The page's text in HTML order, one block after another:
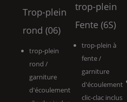
Trop-plein
rond (06)
trop-plein
rond /
garniture
d'écoulement
trop-plein
Fente (6S)
trop-plein à
fente /
garniture
d'écoulement
clic-clac inclus